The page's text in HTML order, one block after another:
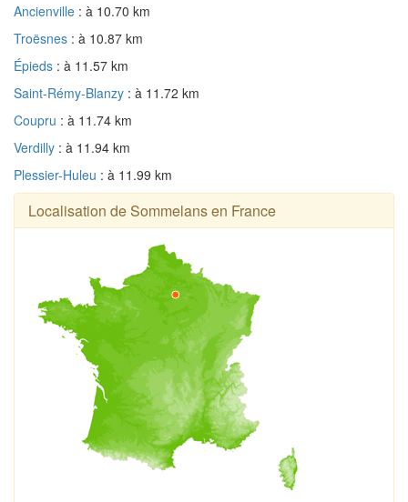
Ancienville : à 10.70 km
Troësnes : à 10.87 km
Épieds : à 11.57 km
Saint-Rémy-Blanzy : à 11.72 km
Coupru : à 11.74 km
Verdilly : à 11.94 km
Plessier-Huleu : à 11.99 km
Localisation de Sommelans en France